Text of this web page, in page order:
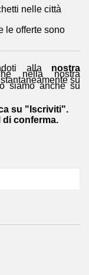
nelle città
le offerte sono
alla nostra
nella nostra
su
siamo anche su
su "Iscriviti".
di conferma.